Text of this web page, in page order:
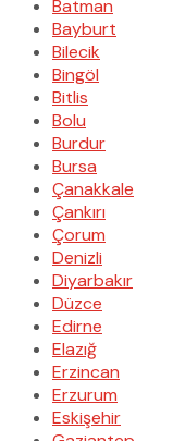
Batman
Bayburt
Bilecik
Bingöl
Bitlis
Bolu
Burdur
Bursa
Çanakkale
Çankırı
Çorum
Denizli
Diyarbakır
Düzce
Edirne
Elazığ
Erzincan
Erzurum
Eskişehir